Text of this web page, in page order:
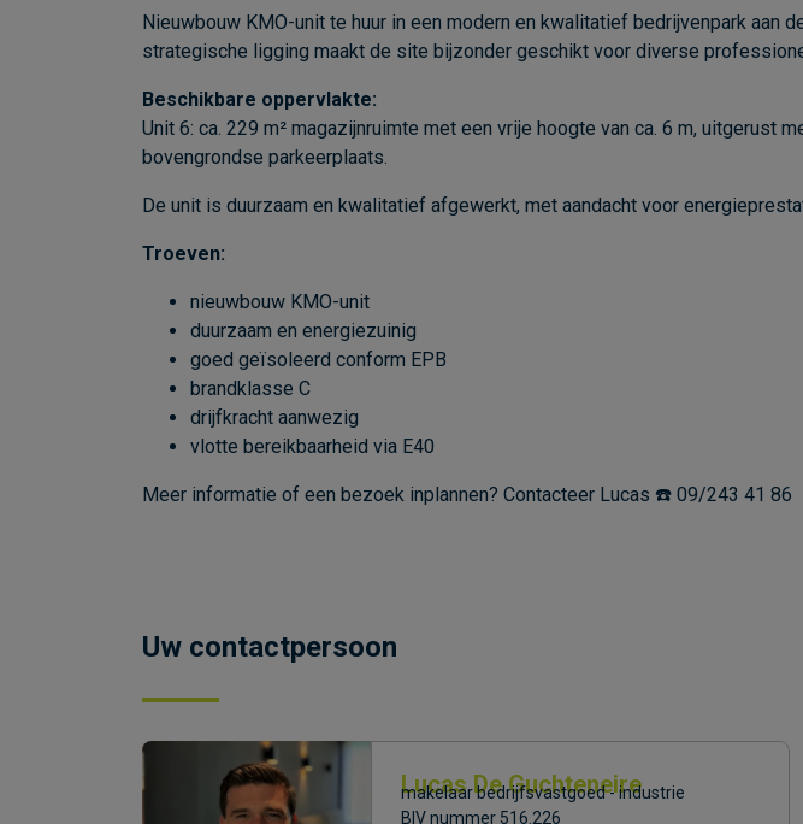
Nieuwbouw KMO-unit te huur in een modern en kwalitatief bedrijvenpark aan
strategische ligging maakt de site bijzonder geschikt voor diverse
Beschikbare oppervlakte:
Unit 6: ca. 229 m² magazijnruimte met een vrije hoogte van ca. 6 m, uitgerust
bovengrondse parkeerplaats.
De unit is duurzaam en kwalitatief afgewerkt, met aandacht voor
Troeven:
nieuwbouw KMO-unit
duurzaam en energiezuinig
goed geïsoleerd conform EPB
brandklasse C
drijfkracht aanwezig
vlotte bereikbaarheid via E40
Meer informatie of een bezoek inplannen? Contacteer Lucas ☎️ 09/243 41 86
Uw contactpersoon
Lucas De Guchteneire
makelaar bedrijfsvastgoed - industrie
BIV nummer 516.226